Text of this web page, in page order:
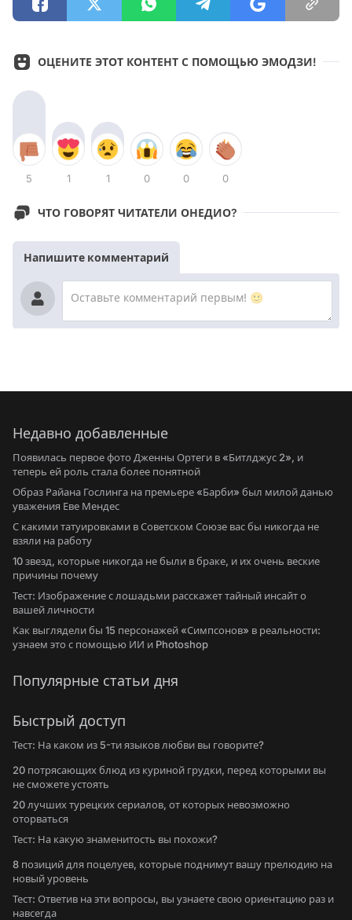
ОЦЕНИТЕ ЭТОТ КОНТЕНТ С ПОМОЩЬЮ ЭМОДЗИ!
5 1 1 0 0 0
ЧТО ГОВОРЯТ ЧИТАТЕЛИ ОНЕДИО?
Напишите комментарий
Недавно добавленные
Появилась первое фото Дженны Ортеги в «Битлджус 2», и
теперь ей роль стала более понятной
Образ Райана Гослинга на премьере «Барби» был милой данью
уважения Еве Мендес
С какими татуировками в Советском Союзе вас бы никогда не
взяли на работу
10 звезд, которые никогда не были в браке, и их очень веские
причины почему
Тест: Изображение с лошадьми расскажет тайный инсайт о
вашей личности
Как выглядели бы 15 персонажей «Симпсонов» в реальности:
узнаем это с помощью ИИ и Photoshop
Популярные статьи дня
Быстрый доступ
Тест: На каком из 5-ти языков любви вы говорите?
20 потрясающих блюд из куриной грудки, перед которыми вы
не сможете устоять
20 лучших турецких сериалов, от которых невозможно
оторваться
Тест: На какую знаменитость вы похожи?
8 позиций для поцелуев, которые поднимут вашу прелюдию на
новый уровень
Тест: Ответив на эти вопросы, вы узнаете свою ориентацию раз и
навсегда